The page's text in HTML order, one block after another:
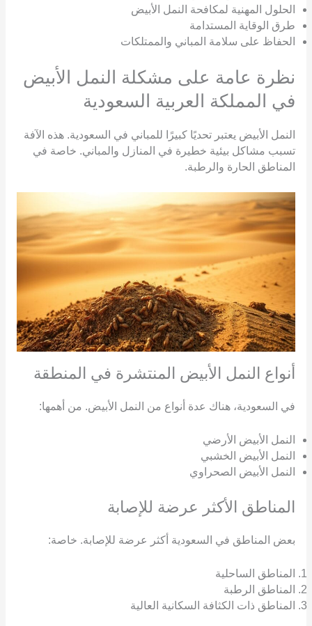
الحلول المهنية لمكافحة النمل الأبيض
طرق الوقاية المستدامة
الحفاظ على سلامة المباني والممتلكات
نظرة عامة على مشكلة النمل الأبيض
في المملكة العربية السعودية
النمل الأبيض يعتبر تحديًا كبيرًا للمباني في السعودية. هذه الآفة
تسبب مشاكل بيئية خطيرة في المنازل والمباني. خاصة في
المناطق الحارة والرطبة.
أنواع النمل الأبيض المنتشرة في المنطقة
في السعودية، هناك عدة أنواع من النمل الأبيض. من أهمها:
النمل الأبيض الأرضي
النمل الأبيض الخشبي
النمل الأبيض الصحراوي
المناطق الأكثر عرضة للإصابة
بعض المناطق في السعودية أكثر عرضة للإصابة. خاصة:
المناطق الساحلية
المناطق الرطبة
المناطق ذات الكثافة السكانية العالية